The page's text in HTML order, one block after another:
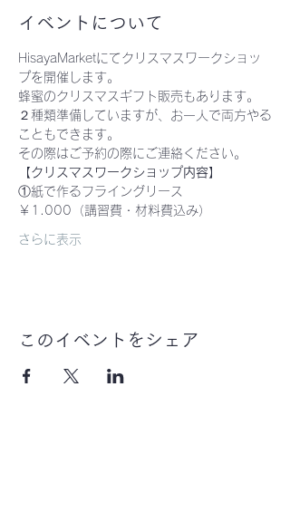
イベントについて
HisayaMarketにてクリスマスワークショッ
プを開催します。
蜂蜜のクリスマスギフト販売もあります。
２種類準備していますが、お一人で両方やる
こともできます。
その際はご予約の際にご連絡ください。
【クリスマスワークショップ内容】
①紙で作るフライングリース
￥1.000（講習費・材料費込み）
さらに表示
このイベントをシェア